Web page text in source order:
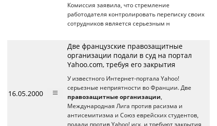
Комиссия заявила, что стремление
работодателя контролировать переписку своих
сотрудников является серьезным н
16.05.2000
Две французские правозащитные
организации подали в суд на портал
Yahoo.com, требуя его закрытия
У известного Интернет-портала Yahoo!
серьезные неприятности во Франции. Две
правозащитные организации,
Международная Лига против расизма и
антисемитизма и Союз еврейских студентов,
подали против Yahoo! иск, и требуют закрытия